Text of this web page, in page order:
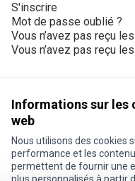
Informations sur les
web
Nous utilisons des cookies
performance et les
permettent de fournir une
S'inscrire
Mot de passe oublié ?
Vous n’avez pas reçu
Vous n’avez pas reçu
Conditions d'utilisation
Paramètres des cookies
Je participe ! sur X
Je participe ! sur
Je participe ! sur